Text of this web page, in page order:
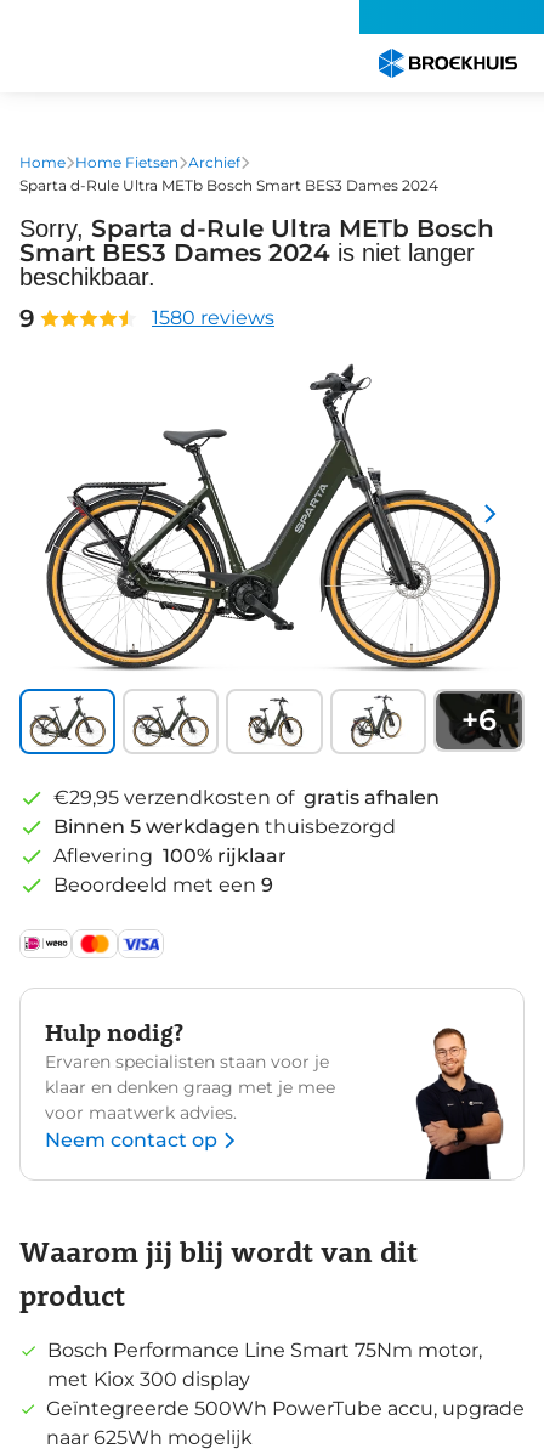
gaan
Home Home Fietsen Archief
Sparta d-Rule Ultra METb Bosch Smart BES3 Dames 2024
Sorry, Sparta d-Rule Ultra METb Bosch
Smart BES3 Dames 2024 is niet langer
beschikbaar.
9 1580 reviews
+6
€29,95 verzendkosten of gratis afhalen
Binnen 5 werkdagen thuisbezorgd
Aflevering 100% rijklaar
Beoordeeld met een 9
Hulp nodig?
Ervaren specialisten staan voor je
klaar en denken graag met je mee
voor maatwerk advies.
Neem contact op
Waarom jij blij wordt van dit
product
Bosch Performance Line Smart 75Nm motor,
met Kiox 300 display
Geïntegreerde 500Wh PowerTube accu, upgrade
naar 625Wh mogelijk